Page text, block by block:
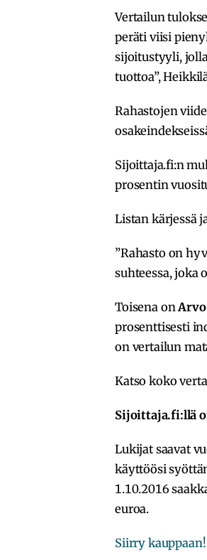
Vertailun
peräti viisi
sijoitustyyli,
tuottoa”,
Rahastojen
Sijoittaja.fi:n
prosentin
Listan kärjessä
”Rahasto on
suhteessa, joka
Toisena onArvo
prosenttisesti
on vertailun
Katso koko
Sijoittaja.fi:llä
Lukijat saavat
käyttöösi
1.10.2016
euroa.
Siirry kauppaan!